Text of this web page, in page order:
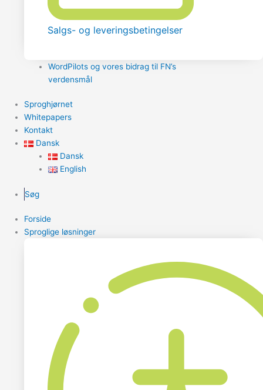
Salgs- og leveringsbetingelser
WordPilots og vores bidrag til FN’s
verdensmål
Sproghjørnet
Whitepapers
Kontakt
Dansk
Dansk
English
Søg
Forside
Sproglige løsninger